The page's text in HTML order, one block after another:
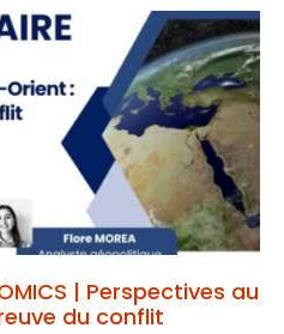
| Perspectives au
du conflit